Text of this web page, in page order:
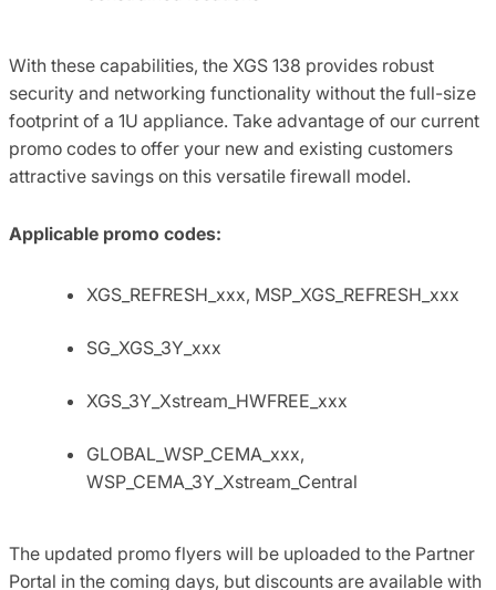
With these capabilities, the XGS 138 provides robust
security and networking functionality without the full-size
footprint of a 1U appliance. Take advantage of our current
promo codes to offer your new and existing customers
attractive savings on this versatile firewall model.
Applicable promo codes:
XGS_REFRESH_xxx, MSP_XGS_REFRESH_xxx
SG_XGS_3Y_xxx
XGS_3Y_Xstream_HWFREE_xxx
GLOBAL_WSP_CEMA_xxx,
WSP_CEMA_3Y_Xstream_Central
The updated promo flyers will be uploaded to the Partner
Portal in the coming days, but discounts are available with